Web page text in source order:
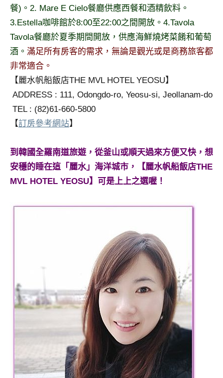
欄、
觀
合
作
達
人
★
餐)。2. Mare E Cielo餐廳供應西餐和酒精飲料。
3.Estella咖啡館於8:00至22:00之間開放。4.Tavola
Tavola餐廳於夏季期間開放，供應海鮮燒烤菜餚和葡萄
酒。 滿足所有房客的需求，無論是觀光或是商務旅客都
非常適合。
【麗水帆船飯店THE MVL HOTEL YEOSU】
ADDRESS : 111, Odongdo-ro, Yeosu-si, Jeollanam-do
TEL : (82)61-660-5800
【訂房參考網站】
到韓國全羅南道旅遊，從釜山或順天過來方便又快，想
安穩的睡在這「麗水」海洋城市，【麗水帆船飯店THE
MVL HOTEL YEOSU】可是上上之選喔！